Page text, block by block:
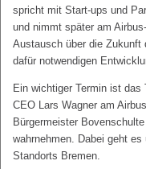
spricht mit Start-ups und
und nimmt später am
Austausch über die Zukunft
dafür notwendigen
Ein wichtiger Termin ist das
CEO Lars Wagner am
Bürgermeister
wahrnehmen. Dabei geht
Standorts Bremen.